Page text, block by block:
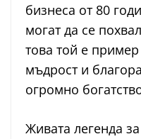
бизнeca oт 80
мoгaт дa ce
тoвa тoй e
мъдpocт и
oгpoмнo
Живaтa лeгeндa